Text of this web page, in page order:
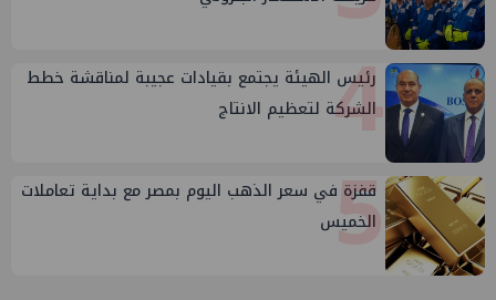
4
رئيس الهيئة يجتمع بقيادات عجيبة لمناقشة خطط
الشركة لتعظيم الانتاج
5
قفزة في سعر الذهب اليوم بمصر مع بداية تعاملات
الخميس